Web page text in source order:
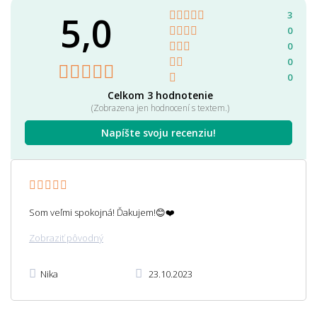
5,0
Celkom 3 hodnotenie
(Zobrazena jen hodnocení s textem.)
Napíšte svoju recenziu!
3
0
0
0
0
Som veľmi spokojná! Ďakujem!😊❤️
Zobraziť pôvodný
Nika 23.10.2023